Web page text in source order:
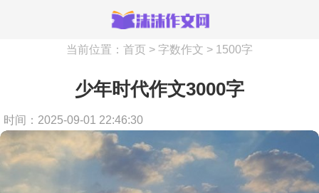
当前位置： 首页 > 字数作文 > 1500字
少年时代作文3000字
时间：2025-09-01 22:46:30